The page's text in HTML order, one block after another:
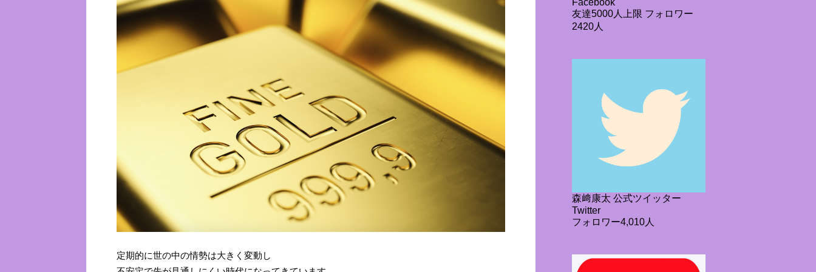
定期的に世の中の情勢は大きく変動し
Facebook
友達5000人上限 フォロワー
2420人
森﨑康太 公式ツイッター
Twitter
フォロワー4,010人